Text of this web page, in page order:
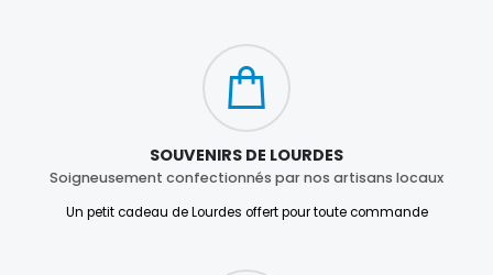
SOUVENIRS DE LOURDES
Soigneusement confectionnés par nos artisans locaux
Un petit cadeau de Lourdes offert pour toute commande